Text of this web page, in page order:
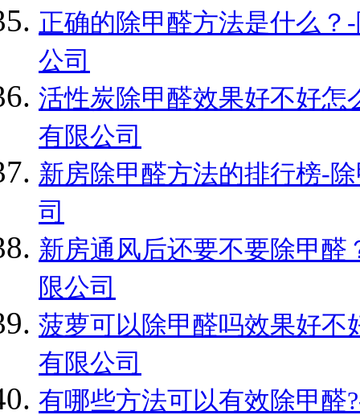
正确的除甲醛方法是什么
公司
活性炭除甲醛效果好不好怎
有限公司
新房除甲醛方法的排行榜-
司
新房通风后还要不要除甲
限公司
菠萝可以除甲醛吗效果好不
有限公司
有哪些方法可以有效除甲醛